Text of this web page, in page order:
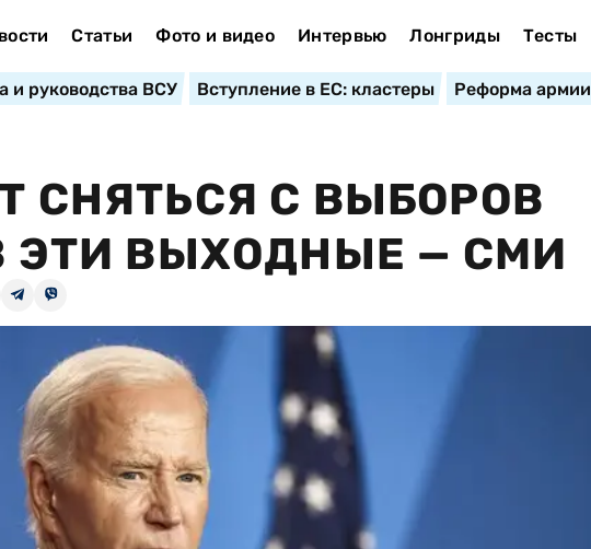
Статьи Фото и видео Интервью Лонгриды Тесты
и руководства ВСУ Вступление в ЕС: кластеры Реформа армии
СНЯТЬСЯ С ВЫБОРОВ
ЭТИ ВЫХОДНЫЕ — СМИ